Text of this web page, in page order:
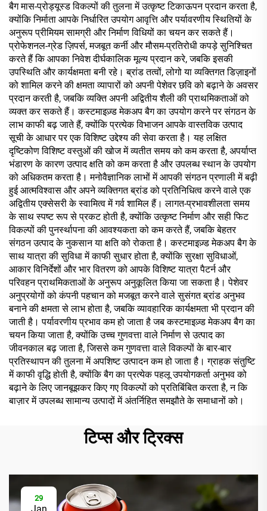
बैग मास-प्रोड्यूस्ड विकल्पों की तुलना में उत्कृष्ट टिकाऊपन प्रदान करता है,
क्योंकि निर्माता आपके निर्धारित उपयोग आवृत्ति और पर्यावरणीय स्थितियों के
अनुरूप प्रीमियम सामग्री और निर्माण विधियों का चयन कर सकते हैं।
प्रोफेशनल-ग्रेड ज़िपर्स, मजबूत कर्नी और मौसम-प्रतिरोधी कपड़े सुनिश्चित
करते हैं कि आपका निवेश दीर्घकालिक मूल्य प्रदान करे, जबकि इसकी
उपस्थिति और कार्यक्षमता बनी रहे। ब्रांड तत्वों, लोगो या व्यक्तिगत डिज़ाइनों
को शामिल करने की क्षमता व्यापारों को अपनी पेशेवर छवि को बढ़ाने के अवसर
प्रदान करती है, जबकि व्यक्ति अपनी अद्वितीय शैली की प्राथमिकताओं को
व्यक्त कर सकते हैं। कस्टमाइज़्ड मेकअप बैग का उपयोग करने पर संगठन के
लाभ काफी बढ़ जाते हैं, क्योंकि प्रत्येक विभाजन आपके वास्तविक उत्पाद
सूची के आधार पर एक विशिष्ट उद्देश्य की सेवा करता है। यह लक्षित
दृष्टिकोण विशिष्ट वस्तुओं की खोज में व्यतीत समय को कम करता है, अपर्याप्त
भंडारण के कारण उत्पाद क्षति को कम करता है और उपलब्ध स्थान के उपयोग
को अधिकतम करता है। मनोवैज्ञानिक लाभों में आपकी संगठन प्रणाली में बढ़ी
हुई आत्मविश्वास और अपने व्यक्तिगत ब्रांड को प्रतिनिधित्व करने वाले एक
अद्वितीय एक्सेसरी के स्वामित्व में गर्व शामिल हैं। लागत-प्रभावशीलता समय
के साथ स्पष्ट रूप से प्रकट होती है, क्योंकि उत्कृष्ट निर्माण और सही फिट
विकल्पों की पुनर्स्थापना की आवश्यकता को कम करते हैं, जबकि बेहतर
संगठन उत्पाद के नुकसान या क्षति को रोकता है। कस्टमाइज़्ड मेकअप बैग के
साथ यात्रा की सुविधा में काफी सुधार होता है, क्योंकि सुरक्षा सुविधाओं,
आकार विनिर्देशों और भार वितरण को आपके विशिष्ट यात्रा पैटर्न और
परिवहन प्राथमिकताओं के अनुरूप अनुकूलित किया जा सकता है। पेशेवर
अनुप्रयोगों को कंपनी पहचान को मजबूत करने वाले सुसंगत ब्रांड अनुभव
बनाने की क्षमता से लाभ होता है, जबकि व्यावहारिक कार्यक्षमता भी प्रदान की
जाती है। पर्यावरणीय प्रभाव कम हो जाता है जब कस्टमाइज़्ड मेकअप बैग का
चयन किया जाता है, क्योंकि उच्च गुणवत्ता वाले निर्माण से उत्पाद का
जीवनकाल बढ़ जाता है, जिससे कम गुणवत्ता वाले विकल्पों के बार-बार
प्रतिस्थापन की तुलना में अपशिष्ट उत्पादन कम हो जाता है। ग्राहक संतुष्टि
में काफी वृद्धि होती है, क्योंकि बैग का प्रत्येक पहलू उपयोगकर्ता अनुभव को
बढ़ाने के लिए जानबूझकर किए गए विकल्पों को प्रतिबिंबित करता है, न कि
बाज़ार में उपलब्ध सामान्य उत्पादों में अंतर्निहित समझौते के समाधानों को।
टिप्स और ट्रिक्स
29
Jan